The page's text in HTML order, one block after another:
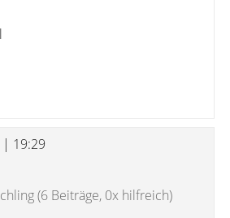
| 19:29
(6 Beiträge, 0x hilfreich)